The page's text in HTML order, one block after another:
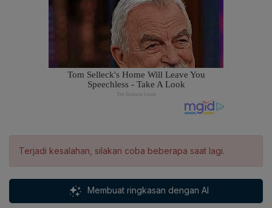
Terjadi kesalahan, silakan coba beberapa saat lagi.
Membuat ringkasan dengan AI